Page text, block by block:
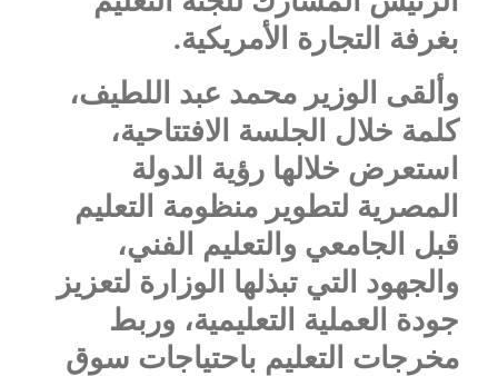
بغرفة التجارة الأمريكية.
وألقى الوزير محمد عبد اللطيف،
كلمة خلال الجلسة الافتتاحية،
استعرض خلالها رؤية الدولة
المصرية لتطوير منظومة التعليم
قبل الجامعي والتعليم الفني،
والجهود التي تبذلها الوزارة لتعزيز
جودة العملية التعليمية، وربط
مخرجات التعليم باحتياجات سوق